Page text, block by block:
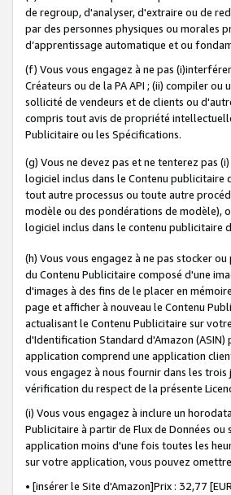
de regroup, d'analyser, d'extraire ou de
par des personnes physiques ou morales
d’apprentissage automatique et ou
(f) Vous vous engagez à ne pas
Créateurs ou de la PA API ; (ii) compiler
sollicité de vendeurs et de clients ou
compris tout avis de propriété intellectuelle
Publicitaire ou les Spécifications.
(g) Vous ne devez pas et ne tenterez pas
logiciel inclus dans le Contenu publicitaire
tout autre processus ou toute autre
modèle ou des pondérations de modèle),
logiciel inclus dans le contenu publicitaire
(h) Vous vous engagez à ne pas stocker
du Contenu Publicitaire composé d'une
d'images à des fins de le placer en
page et afficher à nouveau le Contenu
actualisant le Contenu Publicitaire sur
d'Identification Standard d'Amazon (ASIN)
application comprend une application
vous engagez à nous fournir dans les
vérification du respect de la présente
(i) Vous vous engagez à inclure un
Publicitaire à partir de Flux de Données
application moins d'une fois toutes les
sur votre application, vous pouvez
• [insérer le Site d'Amazon]Prix : 32,77